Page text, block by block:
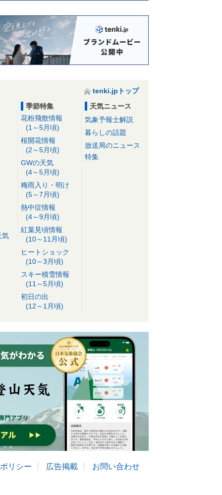
tenki.jpトップ
気
季節特集
花粉飛散情報
(1～5月頃)
桜開花情報
(2～5月頃)
GWの天気
(4～5月頃)
梅雨入り・明け
(5～7月頃)
熱中症情報
(4～9月頃)
紅葉見頃情報
(10～11月頃)
ヒートショック
(10～3月頃)
スキー積雪情報
(11～5月頃)
初日の出
(12～1月頃)
天気ニュース
気象予報士解説
暮らしの話題
放送局のニュース
特集
リシー 広告掲載 お問い合わせ